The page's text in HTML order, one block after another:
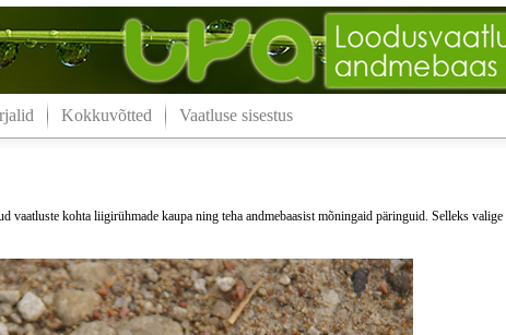
Kokkuvõtted Vaatluse sisestus
vaatluste kohta liigirühmade kaupa ning teha andmebaasist mõningaid päringuid. Selleks valige